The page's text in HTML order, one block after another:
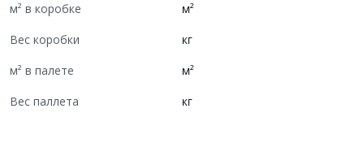
м² в коробке
м²
Вес коробки
кг
м² в палете
м²
Вес паллета
кг